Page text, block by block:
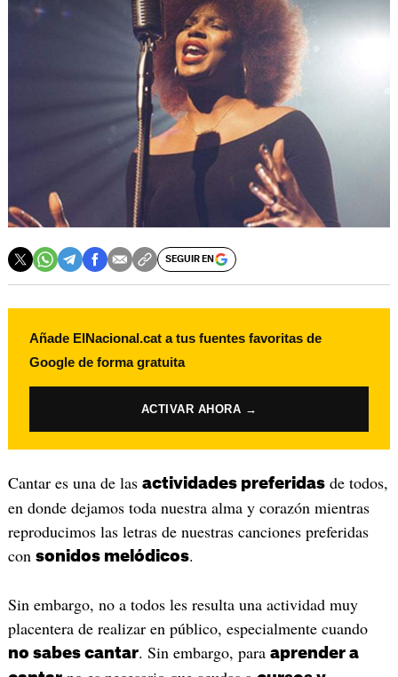
SEGUIR EN
Añade ElNacional.cat a tus fuentes favoritas de
Google de forma gratuita
ACTIVAR AHORA →
Cantar es una de las actividades preferidasde todos,
en donde dejamos toda nuestra alma y corazón mientras
reproducimos las letras de nuestras canciones preferidas
con sonidos melódicos.
Sin embargo, no a todos les resulta una actividad muy
placentera de realizar en público, especialmente cuando
no sabes cantar. Sin embargo, para aprender a